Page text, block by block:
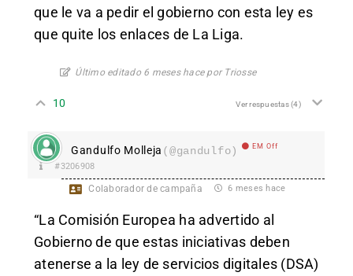
que le va a pedir el gobierno con esta ley es
que quite los enlaces de La Liga.
Último editado 6 meses hace por Triosse
10 Ver respuestas(4)
Gandulfo Molleja (@gandulfo) EM Off
#3206908
Colaborador de campaña 6 meses hace
“La Comisión Europea ha advertido al
Gobierno de que estas iniciativas deben
atenerse a la ley de servicios digitales (DSA)